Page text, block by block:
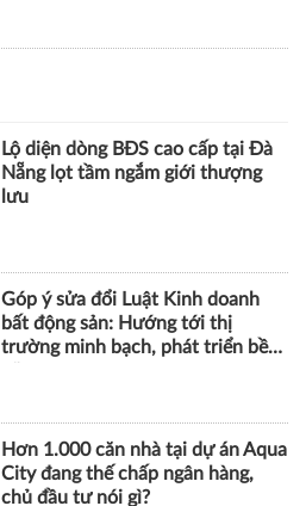
Lộ diện dòng BĐS cao cấp tại Đà
Nẵng lọt tầm ngắm giới thượng
lưu
Góp ý sửa đổi Luật Kinh doanh
bất động sản: Hướng tới thị
trường minh bạch, phát triển bền
Hơn 1.000 căn nhà tại dự án Aqua
City đang thế chấp ngân hàng,
chủ đầu tư nói gì?